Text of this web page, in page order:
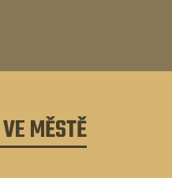
VE MĚSTĚ